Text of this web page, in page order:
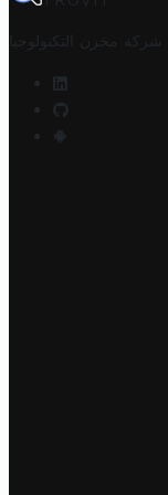
شركة مخزن التكنولوجيا